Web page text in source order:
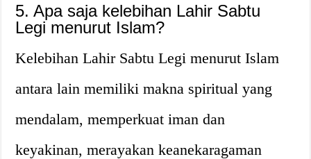
5. Apa saja kelebihan Lahir Sabtu
Legi menurut Islam?
Kelebihan Lahir Sabtu Legi menurut Islam
antara lain memiliki makna spiritual yang
mendalam, memperkuat iman dan
keyakinan, merayakan keanekaragaman